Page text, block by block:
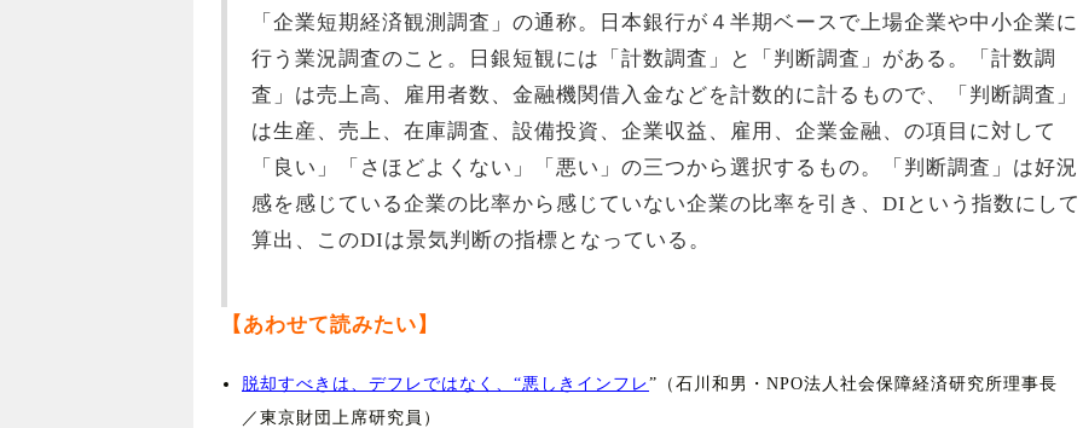
「企業短期経済観測調査」の通称。日本銀行が４半期ベースで上場企業や中小企業に
行う業況調査のこと。日銀短観には「計数調査」と「判断調査」がある。「計数調
査」は売上高、雇用者数、金融機関借入金などを計数的に計るもので、「判断調査」
は生産、売上、在庫調査、設備投資、企業収益、雇用、企業金融、の項目に対して
「良い」「さほどよくない」「悪い」の三つから選択するもの。「判断調査」は好況
感を感じている企業の比率から感じていない企業の比率を引き、DIという指数にして
算出、このDIは景気判断の指標となっている。
【あわせて読みたい】
脱却すべきは、デフレではなく、“悪しきインフレ”（石川和男・NPO法人社会保障経済研究所理事長
／東京財団上席研究員）